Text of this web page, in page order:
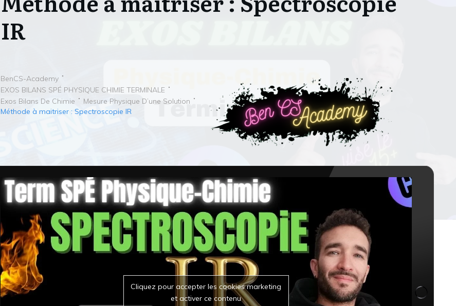
IR
BenCS-Academy
EXOS BILANS SPÉ PHYSIQUE CHIMIE TERMINALE
Exos Bilans De Chimie
Mesure Physique D’une Solution
Méthode à maitriser : Spectroscopie IR
Cliquez pour accepter les cookies marketing
et activer ce contenu